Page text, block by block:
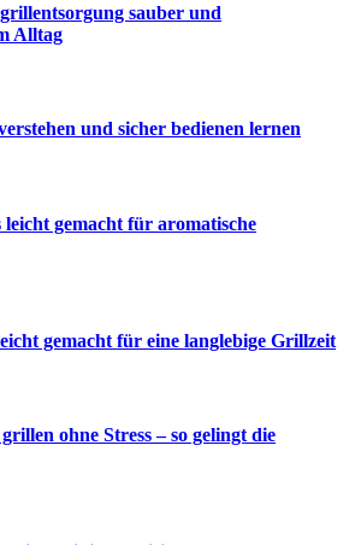
sauber und
Alltag
und sicher bedienen lernen
leicht gemacht für aromatische
gemacht für eine langlebige Grillzeit
ohne Stress – so gelingt die